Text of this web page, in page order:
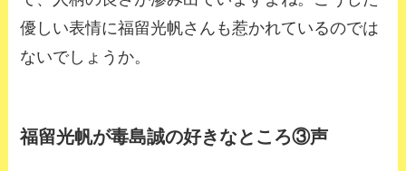
優しい表情に福留光帆さんも惹かれているのでは
ないでしょうか。
福留光帆が毒島誠の好きなところ③声